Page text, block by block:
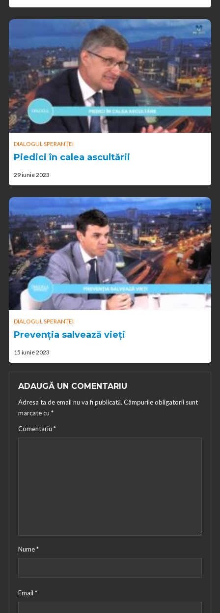
DIALOGUL SPERANȚEI
Piedici în calea ascultării
29 iunie 2023
DIALOGUL SPERANȚEI
Prevenția salvează vieți
15 iunie 2023
ADAUGĂ UN COMENTARIU
Adresa ta de email nu va fi publicată. Câmpurile obligatorii sunt
marcate cu *
Comentariu *
Nume*
Email *